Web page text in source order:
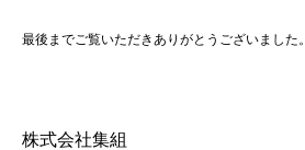
最後までご覧いただきありがとうございました。
株式会社集組